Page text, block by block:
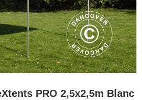
PRO 2,5x2,5m Blanc